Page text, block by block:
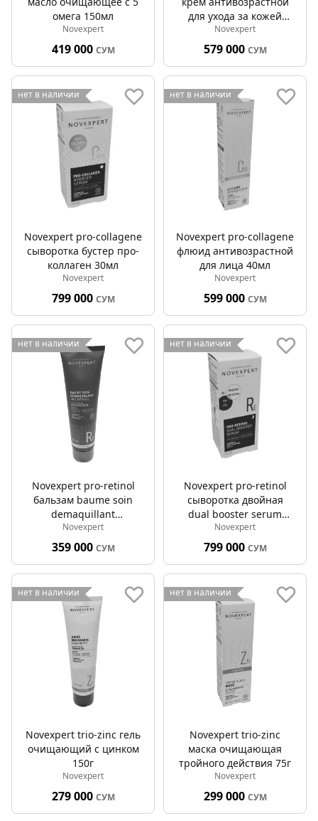
омега 150мл
Novexpert
419 000 СУМ
для ухода за кожей
вокруг глаз 15мл
Novexpert
579 000 СУМ
нет в наличии
Novexpert pro-collagene
сыворотка бустер про-
коллаген 30мл
Novexpert
799 000 СУМ
нет в наличии
Novexpert pro-collagene
флюид антивозрастной
для лица 40мл
Novexpert
599 000 СУМ
нет в наличии
Novexpert pro-retinol
бальзам baume soin
demaquillant
очищающий 150мл
Novexpert
359 000 СУМ
нет в наличии
Novexpert pro-retinol
сыворотка двойная
dual booster serum
30мл
Novexpert
799 000 СУМ
нет в наличии
Novexpert trio-zinc гель
очищающий с цинком
150г
Novexpert
279 000 СУМ
нет в наличии
Novexpert trio-zinc
маска очищающая
тройного действия 75г
Novexpert
299 000 СУМ